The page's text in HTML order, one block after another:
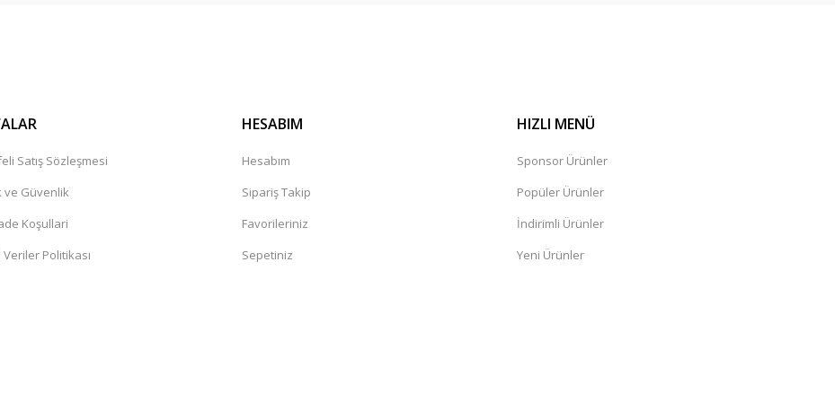
Satış Sözleşmesi
ve Güvenlik
Koşullari
Veriler Politikası
HESABIM
Hesabım
Sipariş Takip
Favorileriniz
Sepetiniz
HIZLI MENÜ
Sponsor Ürünler
Popüler Ürünler
İndirimli Ürünler
Yeni Ürünler